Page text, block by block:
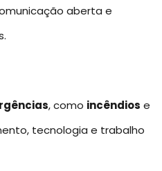
aberta e
, como incêndios e
tecnologia e trabalho